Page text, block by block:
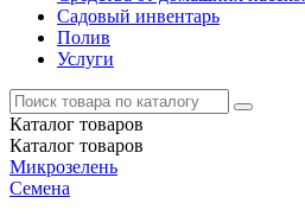
Садовый инвентарь
Полив
Услуги
Каталог товаров
Каталог товаров
Микрозелень
Семена